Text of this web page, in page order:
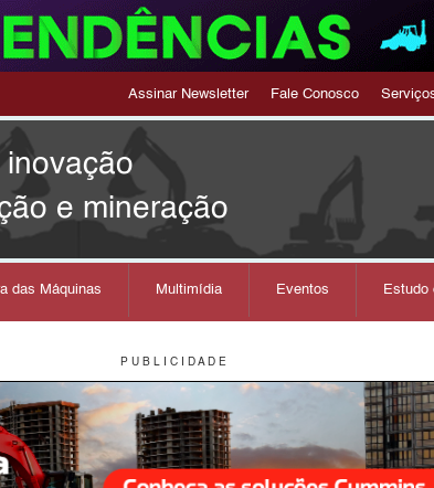
Assinar Newsletter Fale Conosco
inovação
e mineração
das Máquinas Multimídia Eventos Estudo
P U B L I C I D A D E